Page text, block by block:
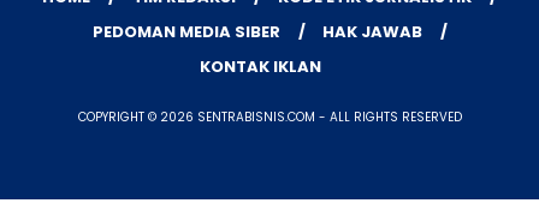
PEDOMAN MEDIA SIBER
HAK JAWAB
KONTAK IKLAN
COPYRIGHT © 2026 SENTRABISNIS.COM - ALL RIGHTS RESERVED